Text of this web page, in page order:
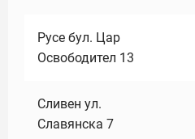
Русе бул. Цар
Освободител 13
Сливен ул.
Славянска 7